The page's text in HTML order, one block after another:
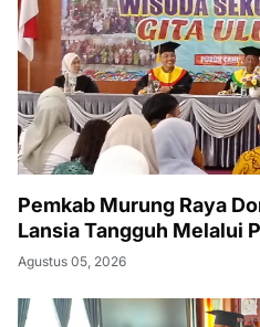
Pemkab Murung Raya
Lansia Tangguh Melalui
Agustus 05, 2026